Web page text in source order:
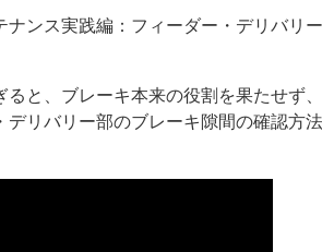
ンス実践編：フィーダー・デリバリ
と、ブレーキ本来の役割を果たせず
リバリー部のブレーキ隙間の確認方